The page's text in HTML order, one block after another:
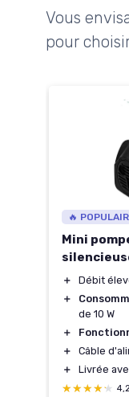
Vous
pour
🔥
Mini
＋ Débit
＋
de 10 W
＋
＋
Câble
＋
Livrée
★★★★★
★★★★★